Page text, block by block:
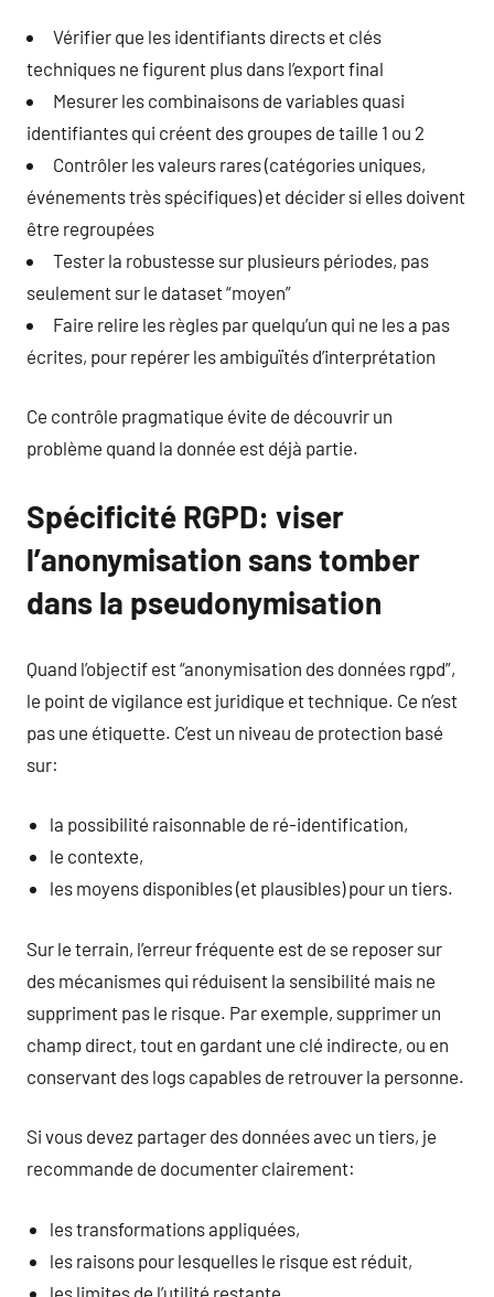
Vérifier que les identifiants directs et clés
techniques ne figurent plus dans l’export final
Mesurer les combinaisons de variables quasi
identifiantes qui créent des groupes de taille 1 ou 2
Contrôler les valeurs rares (catégories uniques,
événements très spécifiques) et décider si elles doivent
être regroupées
Tester la robustesse sur plusieurs périodes, pas
seulement sur le dataset “moyen”
Faire relire les règles par quelqu’un qui ne les a pas
écrites, pour repérer les ambiguïtés d’interprétation
Ce contrôle pragmatique évite de découvrir un
problème quand la donnée est déjà partie.
Spécificité RGPD: viser
l’anonymisation sans tomber
dans la pseudonymisation
Quand l’objectif est “anonymisation des données rgpd”,
le point de vigilance est juridique et technique. Ce n’est
pas une étiquette. C’est un niveau de protection basé
sur:
la possibilité raisonnable de ré-identification,
le contexte,
les moyens disponibles (et plausibles) pour un tiers.
Sur le terrain, l’erreur fréquente est de se reposer sur
des mécanismes qui réduisent la sensibilité mais ne
suppriment pas le risque. Par exemple, supprimer un
champ direct, tout en gardant une clé indirecte, ou en
conservant des logs capables de retrouver la personne.
Si vous devez partager des données avec un tiers, je
recommande de documenter clairement:
les transformations appliquées,
les raisons pour lesquelles le risque est réduit,
les limites de l’utilité restante,